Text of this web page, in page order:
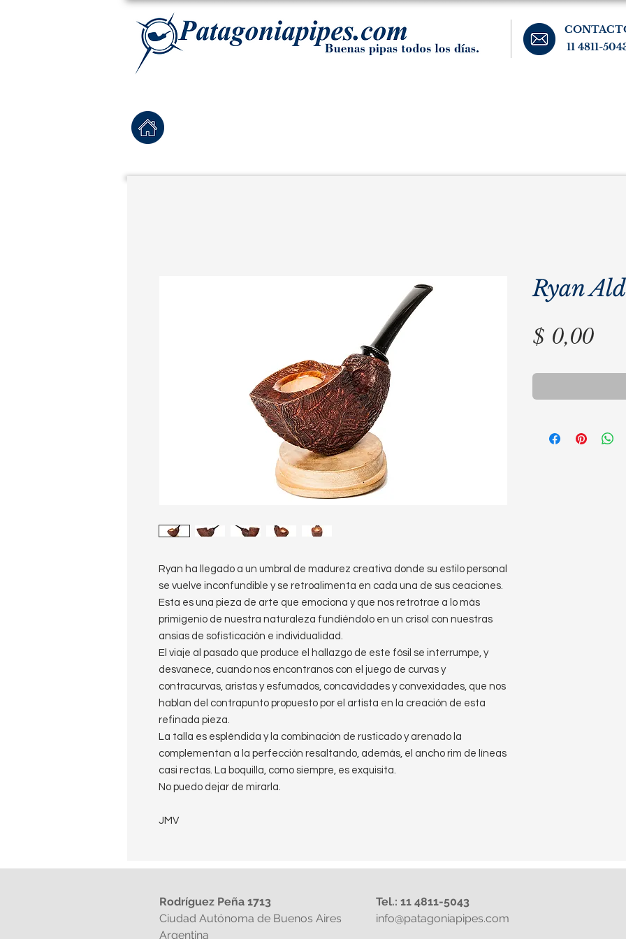
11 4811-
Ryan ha llegado a un umbral de madurez creativa donde su estilo personal
se vuelve inconfundible y se retroalimenta en cada una de sus ceaciones.
Esta es una pieza de arte que emociona y que nos retrotrae a lo más
primigenio de nuestra naturaleza fundiéndolo en un crisol con nuestras
ansias de sofisticación e individualidad.
El viaje al pasado que produce el hallazgo de este fósil se interrumpe, y
desvanece, cuando nos encontranos con el juego de curvas y
contracurvas, aristas y esfumados, concavidades y convexidades, que nos
hablan del contrapunto propuesto por el artista en la creación de esta
refinada pieza.
La talla es espléndida y la combinación de rusticado y arenado la
complementan a la perfección resaltando, además, el ancho rim de líneas
casi rectas. La boquilla, como siempre, es exquisita.
No puedo dejar de mirarla.
JMV
Ryan
$ 0,00
Rodríguez Peña 1713
Ciudad Autónoma de Buenos Aires
Argentina
Tel.: 11 4811-5043
info@patagoniapipes.com